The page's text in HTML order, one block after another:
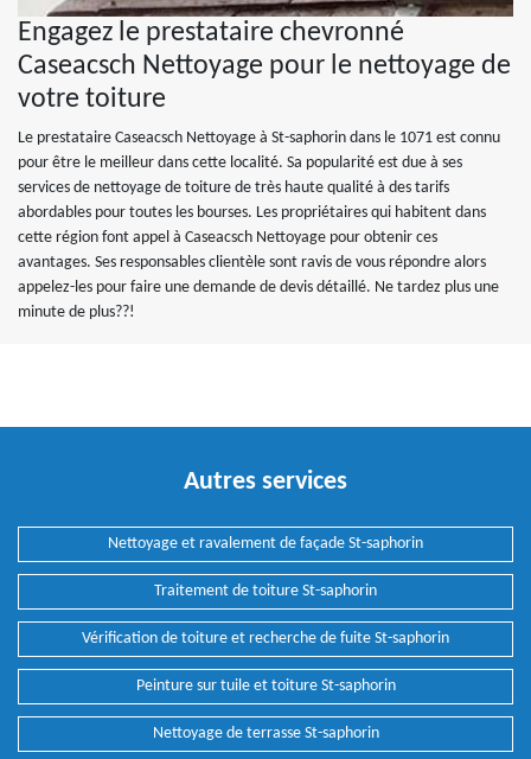
Engagez le prestataire chevronné
Caseacsch Nettoyage pour le nettoyage de
votre toiture
Le prestataire Caseacsch Nettoyage à St-saphorin dans le 1071 est connu
pour être le meilleur dans cette localité. Sa popularité est due à ses
services de nettoyage de toiture de très haute qualité à des tarifs
abordables pour toutes les bourses. Les propriétaires qui habitent dans
cette région font appel à Caseacsch Nettoyage pour obtenir ces
avantages. Ses responsables clientèle sont ravis de vous répondre alors
appelez-les pour faire une demande de devis détaillé. Ne tardez plus une
minute de plus??!
Autres services
Nettoyage et ravalement de façade St-saphorin
Traitement de toiture St-saphorin
Vérification de toiture et recherche de fuite St-saphorin
Peinture sur tuile et toiture St-saphorin
Nettoyage de terrasse St-saphorin